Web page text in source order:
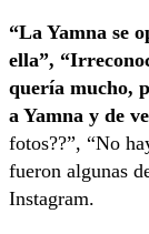
“La Yamna se
ella”,
quería mucho,
a Yamna y de
fotos??”, “No
fueron algunas
Instagram.